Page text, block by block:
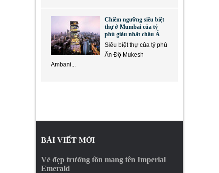
Chiêm ngưỡng siêu biệt
thự ở Mumbai của tỷ
phú giàu nhất châu Á
Siêu biệt thự của tỷ phú
Ấn Độ Mukesh
Ambani...
BÀI VIẾT MỚI
Vẻ đẹp trường tồn mang tên Imperial
Emerald